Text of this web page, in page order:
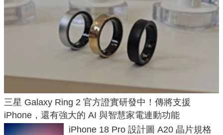
三星 Galaxy Ring 2 官方證實研發中！傳將支援
iPhone，還有強大的 AI 與智慧家電連動功能
iPhone 18 Pro 設計圖 A20 晶片規格